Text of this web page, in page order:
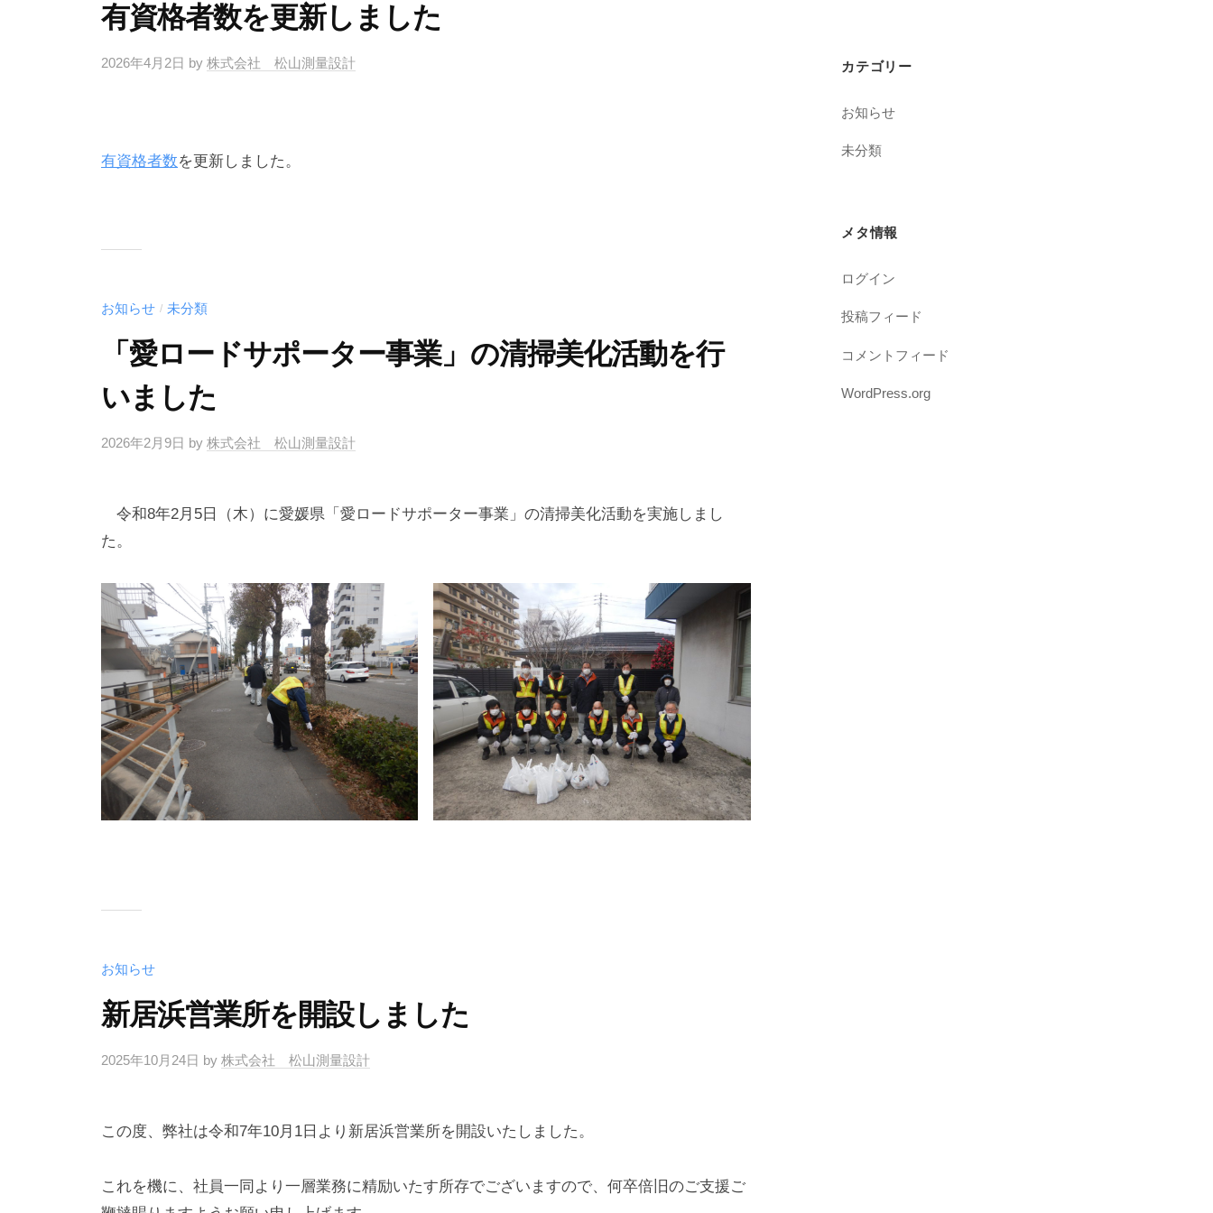
有資格者数を更新しました
2026年4月2日 by 株式会社 松山測量設計
有資格者数を更新しました。
お知らせ / 未分類
「愛ロードサポーター事業」の清掃美化活動を行
いました
2026年2月9日 by 株式会社 松山測量設計
令和8年2月5日（木）に愛媛県「愛ロードサポーター事業」の清掃美化活動を実施しまし
た。
お知らせ
新居浜営業所を開設しました
2025年10月24日 by 株式会社 松山測量設計
この度、弊社は令和7年10月1日より新居浜営業所を開設いたしました。
これを機に、社員一同より一層業務に精励いたす所存でございますので、何卒倍旧のご支援ご
カテゴリー
お知らせ
未分類
メタ情報
ログイン
投稿フィード
コメントフィード
WordPress.org